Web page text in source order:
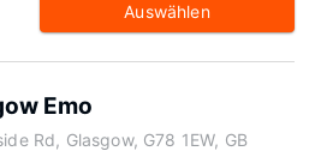
Auswählen
Emo
Rd, Glasgow, G78 1EW, GB